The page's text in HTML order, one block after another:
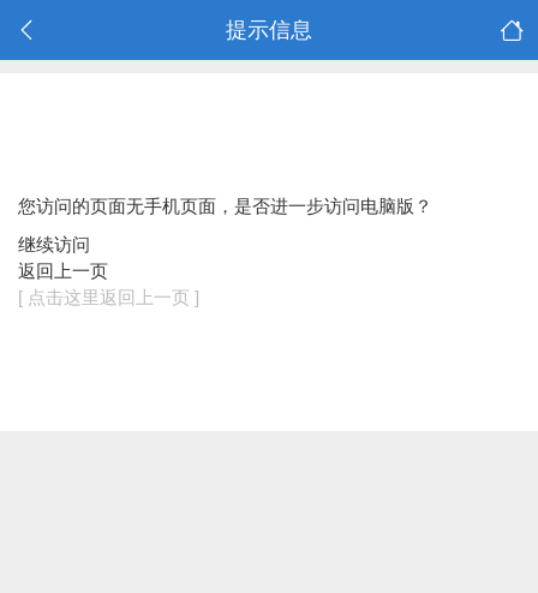
提示信息
您访问的页面无手机页面，是否进一步访问电脑版？
继续访问
返回上一页
[ 点击这里返回上一页 ]